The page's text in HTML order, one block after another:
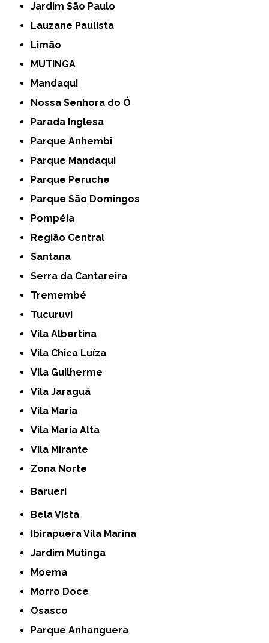
Jardim São Paulo
Lauzane Paulista
Limão
MUTINGA
Mandaqui
Nossa Senhora do Ó
Parada Inglesa
Parque Anhembi
Parque Mandaqui
Parque Peruche
Parque São Domingos
Pompéia
Região Central
Santana
Serra da Cantareira
Tremembé
Tucuruvi
Vila Albertina
Vila Chica Luíza
Vila Guilherme
Vila Jaraguá
Vila Maria
Vila Maria Alta
Vila Mirante
Zona Norte
Barueri
Bela Vista
Ibirapuera Vila Marina
Jardim Mutinga
Moema
Morro Doce
Osasco
Parque Anhanguera